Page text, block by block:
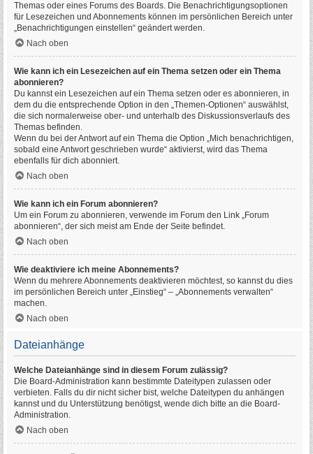
Themas oder eines Forums des Boards. Die Benachrichtigungsoptionen
für Lesezeichen und Abonnements können im persönlichen Bereich unter
„Benachrichtigungen einstellen“ geändert werden.
Nach oben
Wie kann ich ein Lesezeichen auf ein Thema setzen oder ein Thema
abonnieren?
Du kannst ein Lesezeichen auf ein Thema setzen oder es abonnieren, in
dem du die entsprechende Option in den „Themen-Optionen“ auswählst,
die sich normalerweise ober- und unterhalb des Diskussionsverlaufs des
Themas befinden.
Wenn du bei der Antwort auf ein Thema die Option „Mich benachrichtigen,
sobald eine Antwort geschrieben wurde“ aktivierst, wird das Thema
ebenfalls für dich abonniert.
Nach oben
Wie kann ich ein Forum abonnieren?
Um ein Forum zu abonnieren, verwende im Forum den Link „Forum
abonnieren“, der sich meist am Ende der Seite befindet.
Nach oben
Wie deaktiviere ich meine Abonnements?
Wenn du mehrere Abonnements deaktivieren möchtest, so kannst du dies
im persönlichen Bereich unter „Einstieg“ – „Abonnements verwalten“
machen.
Nach oben
Dateianhänge
Welche Dateianhänge sind in diesem Forum zulässig?
Die Board-Administration kann bestimmte Dateitypen zulassen oder
verbieten. Falls du dir nicht sicher bist, welche Dateitypen du anhängen
kannst und du Unterstützung benötigst, wende dich bitte an die Board-
Administration.
Nach oben